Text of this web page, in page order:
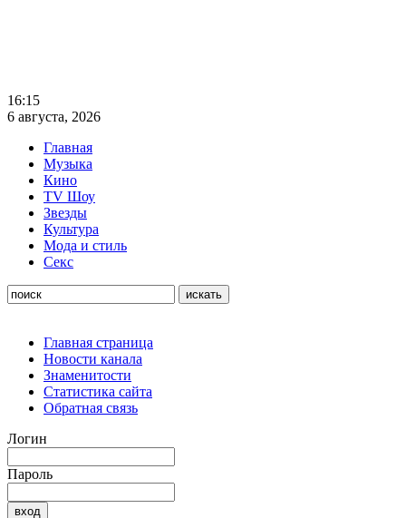
16:15
6 августа, 2026
Главная
Музыка
Кино
TV Шоу
Звезды
Культура
Мода и стиль
Секс
Главная страница
Новости канала
Знаменитости
Статистика сайта
Обратная связь
Логин
Пароль